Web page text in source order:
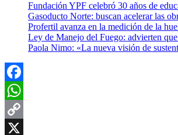
Fundación YPF celebró 30 años de
Gasoducto Norte: buscan acelerar las
Profertil avanza en la medición de la
Ley de Manejo del Fuego: advierten
Paola Nimo: «La nueva visión de
Facebook
WhatsApp
Copy